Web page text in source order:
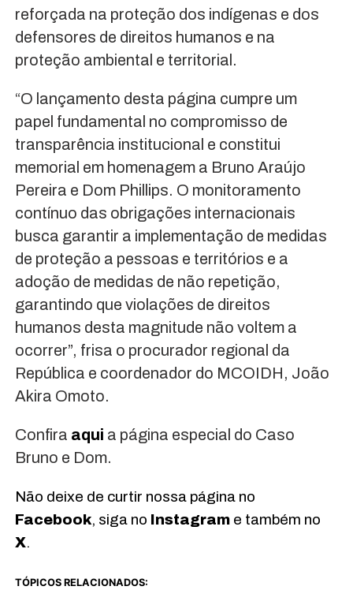
reforçada na proteção dos indígenas e dos
defensores de direitos humanos e na
proteção ambiental e territorial.
“O lançamento desta página cumpre um
papel fundamental no compromisso de
transparência institucional e constitui
memorial em homenagem a Bruno Araújo
Pereira e Dom Phillips. O monitoramento
contínuo das obrigações internacionais
busca garantir a implementação de medidas
de proteção a pessoas e territórios e a
adoção de medidas de não repetição,
garantindo que violações de direitos
humanos desta magnitude não voltem a
ocorrer”, frisa o procurador regional da
República e coordenador do MCOIDH, João
Akira Omoto.
Confira aqui a página especial do Caso
Bruno e Dom.
Não deixe de curtir nossa página no
Facebook, siga no Instagrame também no
X.
TÓPICOS RELACIONADOS: